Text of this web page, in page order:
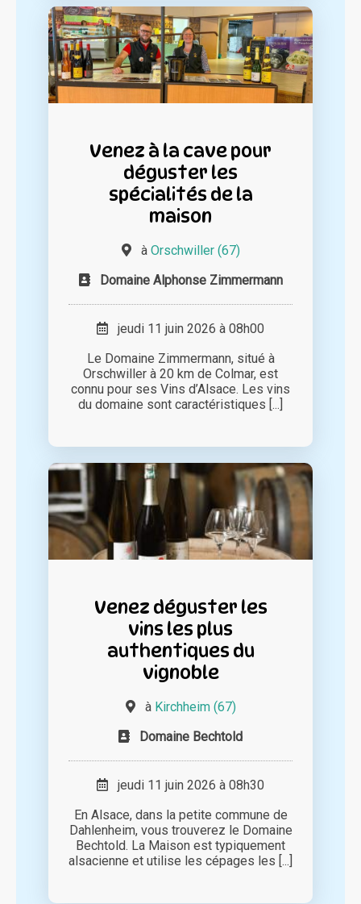
Venez à la cave pour
déguster les
spécialités de la
maison
à Orschwiller (67)
Domaine Alphonse Zimmermann
jeudi 11 juin 2026 à 08h00
Le Domaine Zimmermann, situé à
Orschwiller à 20 km de Colmar, est
connu pour ses Vins d’Alsace. Les vins
du domaine sont caractéristiques [...]
Venez déguster les
vins les plus
authentiques du
vignoble
à Kirchheim (67)
Domaine Bechtold
jeudi 11 juin 2026 à 08h30
En Alsace, dans la petite commune de
Dahlenheim, vous trouverez le Domaine
Bechtold. La Maison est typiquement
alsacienne et utilise les cépages les [...]